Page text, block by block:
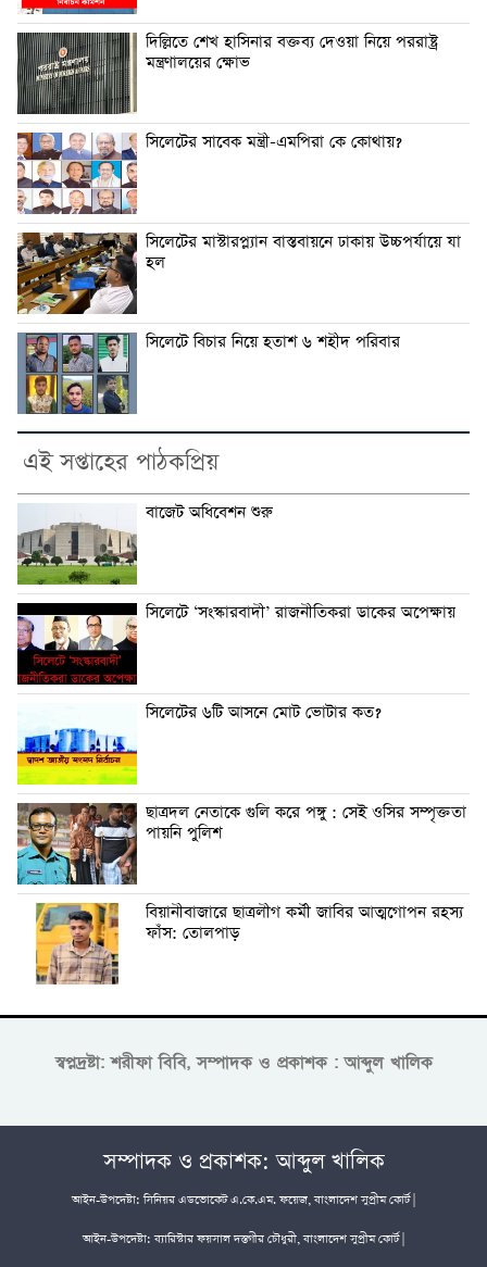
দিল্লিতে শেখ হাসিনার বক্তব্য দেওয়া নিয়ে পররাষ্ট্র
মন্ত্রণালয়ের ক্ষোভ
সিলেটের সাবেক মন্ত্রী-এমপিরা কে কোথায়?
সিলেটের মাস্টারপ্ল্যান বাস্তবায়নে ঢাকায় উচ্চপর্যায়ে যা
হল
সিলেটে বিচার নিয়ে হতাশ ৬ শহীদ পরিবার
এই সপ্তাহের পাঠকপ্রিয়
বাজেট অধিবেশন শুরু
সিলেটে ‘সংস্কারবাদী’ রাজনীতিকরা ডাকের অপেক্ষায়
সিলেটের ৬টি আসনে মোট ভোটার কত?
ছাত্রদল নেতাকে গুলি করে পঙ্গু : সেই ওসির সম্পৃক্ততা
পায়নি পুলিশ
বিয়ানীবাজারে ছাত্রলীগ কর্মী জাবির আত্মগোপন রহস্য
ফাঁস: তোলপাড়
স্বপ্নদ্রষ্টা: শরীফা বিবি, সম্পাদক ও প্রকাশক : আব্দুল খালিক
সম্পাদক ও প্রকাশক: আব্দুল খালিক
আইন-উপদেষ্টা: সিনিয়র এডভোকেট এ.কে.এম. ফয়েজ, বাংলাদেশ সুপ্রীম কোর্ট |
আইন-উপদেষ্টা: ব্যারিস্টার ফয়সাল দস্তগীর চৌধুরী, বাংলাদেশ সুপ্রীম কোর্ট |